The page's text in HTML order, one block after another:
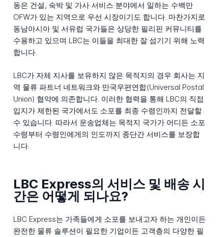
동은 건설, 숙박 및 가사 서비스 분야에서 일하는 수백만
OFW가 있는 지역으로 우선 시장이기도 합니다. 마찬가지로
동남아시아 및 서유럽 국가들은 상당한 필리핀 커뮤니티를
수용하고 있으며 LBC는 이들을 최대한 잘 섬기기 위해 노력
합니다.
LBC가 자체 지사를 보유하지 않은 목적지의 경우 회사는 지
역 물류 파트너 네트워크와 만국우편연합(Universal Postal
Union) 협약에 의존합니다. 이러한 협력을 통해 LBC의 직접
입지가 제한된 국가에서도 소포를 최종 수령인까지 전달할
수 있습니다. 따라서 운송업체는 목적지 국가가 어디든 소포
수령부터 수령인에게의 인도까지 종단간 서비스를 보장합
니다.
LBC Express의 서비스 및 배송 시
간은 어떻게 되나요?
LBC Express는 가족들에게 소포를 보내고자 하는 개인이든
완전한 물류 솔루션이 필요한 기업이든 고객층의 다양한 필